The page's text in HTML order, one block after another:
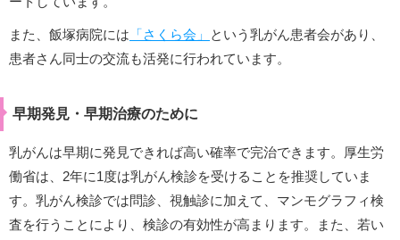
また、飯塚病院には 「さくら会」
という乳がん患者会があり、
患者さん同士の交流も活発に行われています。
早期発見・早期治療のために
乳がんは早期に発見できれば高い確率で完治できます。厚生労
働省は、2年に1度は乳がん検診を受けることを推奨していま
す。乳がん検診では問診、視触診に加えて、マンモグラフィ検
査を行うことにより、検診の有効性が高まります。また、若い